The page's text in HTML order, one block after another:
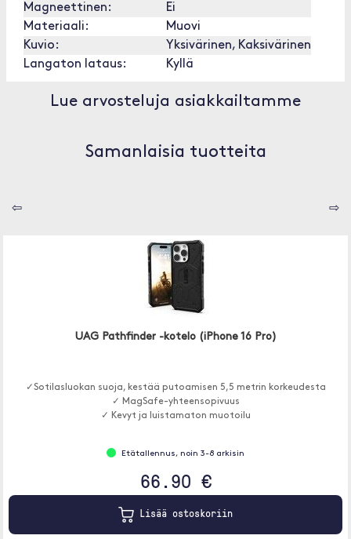
Magneettinen:
Ei
Materiaali:
Muovi
Kuvio:
Yksivärinen, Kaksivärinen
Langaton lataus:
Kyllä
Lue arvosteluja asiakkailtamme
Samanlaisia tuotteita
⇦ ⇨
UAG Pathfinder -kotelo (iPhone 16 Pro)
✓Sotilasluokan suoja, kestää putoamisen 5,5 metrin korkeudesta
✓ MagSafe-yhteensopivuus
✓ Kevyt ja luistamaton muotoilu
Etätallennus, noin 3-8 arkisin
66.90 €
Lisää ostoskoriin